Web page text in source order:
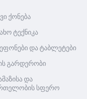
ქონება
ტექნიკა
და ტაბლეტები
გარდერობი
და
სფერო